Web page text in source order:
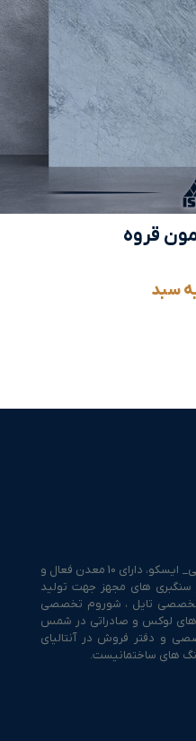
قروه
سبد
گروه معادن و سنگبری های پورحسنی_ ایسکو، دارای 10 معدن فعال و
سنگبری های مجهز جهت تولید
تایل ، شوروم تخصصی
های لوکس و صادراتی در شمس
و دفتر فروش در آنتالیای
سنگ های ساختمانیست.